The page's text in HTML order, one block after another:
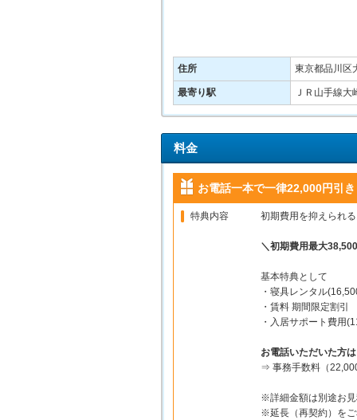
住所 東京都品川区
最寄り駅 ＪＲ山手線
料金
お電話一本で一律22,000円引
特典内容 初期費用を抑えられ
＼初期費用最大
基本特典として
・寝具レンタル
・賃料 期間限定割引
・入居サポート費用
お電話いただいた方
⇒ 事務手数料（
※詳細金額は別途お
※延長（再契約）を